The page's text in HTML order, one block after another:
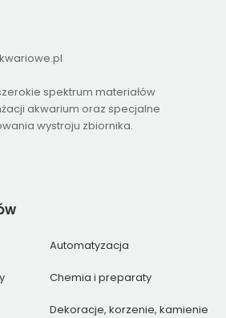
spektrum materiałów
akwarium oraz specjalne
wystroju zbiornika.
Automatyzacja
Chemia i preparaty
Dekoracje, korzenie, kamienie